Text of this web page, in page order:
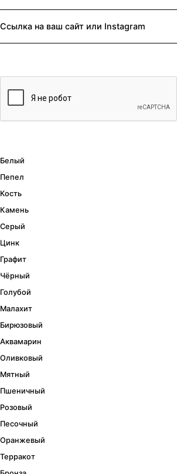
Белый
Пепел
Кость
Камень
Серый
Цинк
Графит
Чёрный
Голубой
Малахит
Бирюзовый
Аквамарин
Оливковый
Мятный
Пшеничный
Розовый
Песочный
Оранжевый
Терракот